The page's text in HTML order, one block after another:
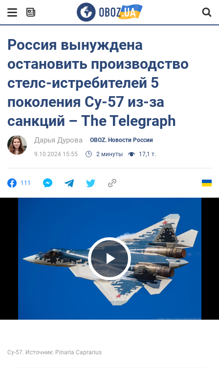
Россия вынуждена
остановить производство
стелс-истребителей 5
поколения Су-57 из-за
санкций – The Telegraph
Дарья Дурова OBOZ. Новости России
9.10.2024 15:55 2 минуты 17,1 т.
111
Play Video